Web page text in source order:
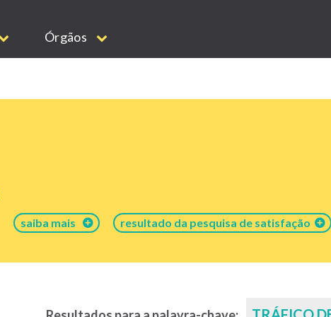
Órgãos
saiba mais resultado da pesquisa de satisfação